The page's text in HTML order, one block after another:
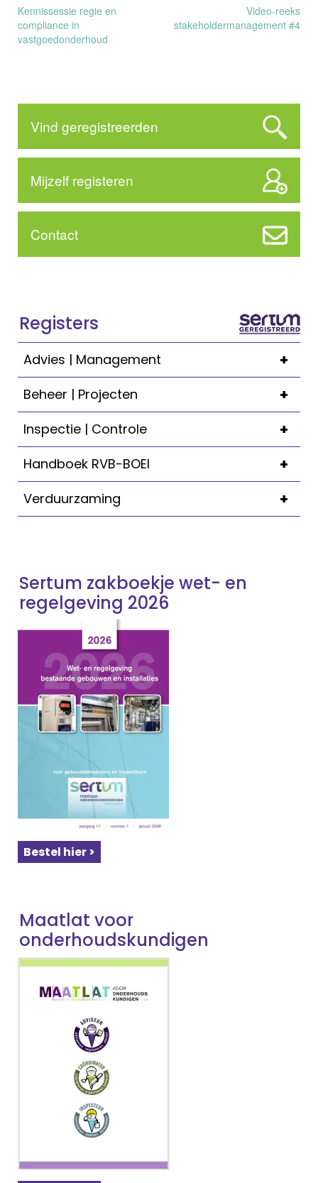
Bericht
navigatie
Kennissessie regie en
compliance in
vastgoedonderhoud
Video-reeks
stakeholdermanagement #4
Vind geregistreerden
Mijzelf registeren
Contact
Registers
+
Advies | Management
+
Beheer | Projecten
+
Inspectie | Controle
+
Handboek RVB-BOEI
+
Verduurzaming
Sertum zakboekje wet- en
regelgeving 2026
Bestel hier >
Maatlat voor
onderhoudskundigen